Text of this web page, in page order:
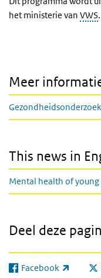
het ministerie van VWS.
Meer
This news in
Mental health of
Deel deze
Facebook
(externe link)